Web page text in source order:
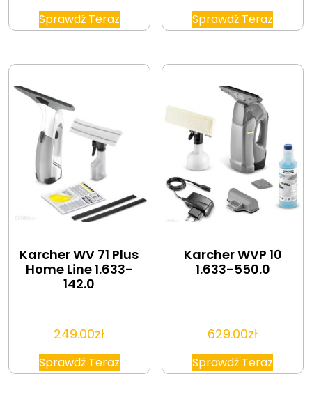
Sprawdź Teraz Sprawdź Teraz
Karcher WV 71 Plus
Home Line 1.633-
142.0
249.00zł
Sprawdź Teraz
Karcher WVP 10
1.633-550.0
629.00zł
Sprawdź Teraz